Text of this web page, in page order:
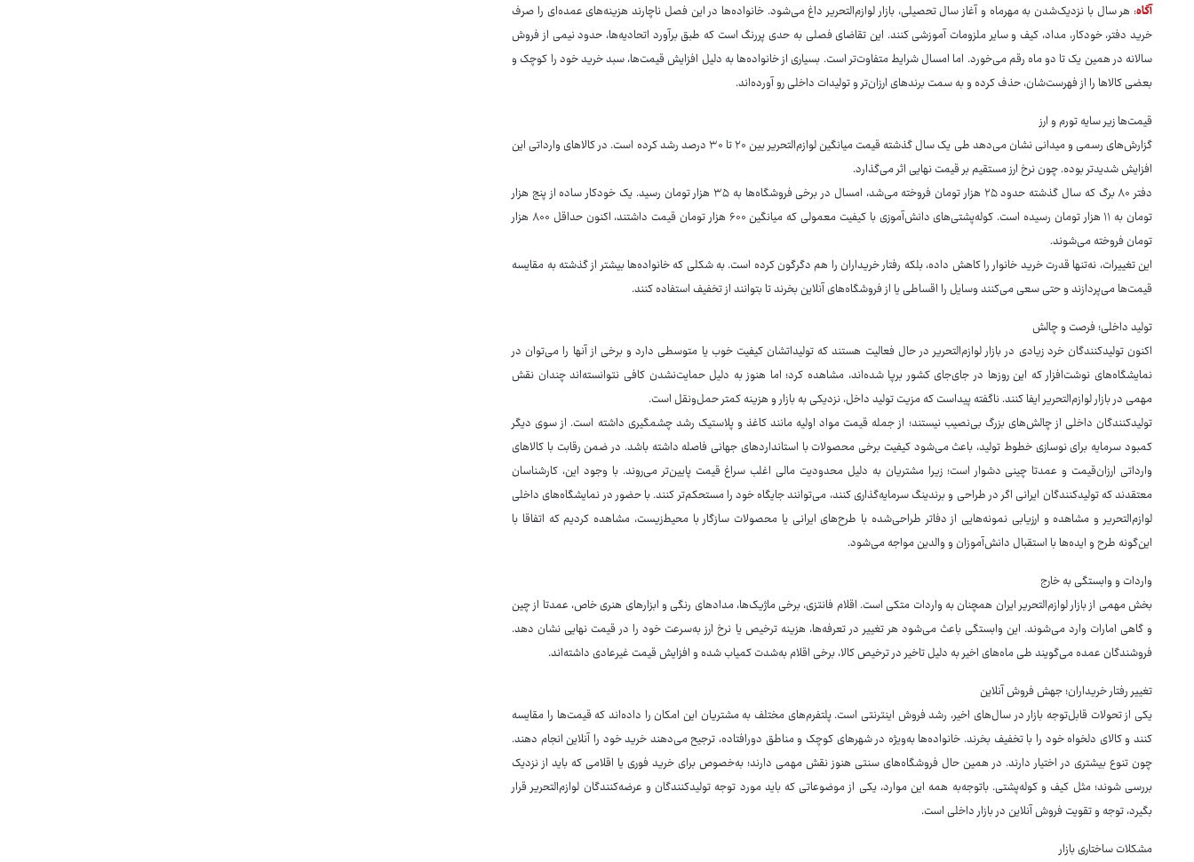
آگاه: هر سال با نزدیک‌شدن به مهرماه و آغاز سال تحصیلی، بازار لوازم‌التحریر داغ می‌شود. خانواده‌ها در این فصل ناچارند هزینه‌های عمده‌ای را صرف
خرید دفتر، خودکار، مداد، کیف و سایر ملزومات آموزشی کنند. این تقاضای فصلی به حدی پررنگ است که طبق برآورد اتحادیه‌ها، حدود نیمی از فروش
سالانه در همین یک تا دو ماه رقم می‌خورد. اما امسال شرایط متفاوت‌تر است. بسیاری از خانواده‌ها به دلیل افزایش قیمت‌ها، سبد خرید خود را کوچک و
بعضی کالاها را از فهرست‌شان، حذف کرده و به سمت برندهای ارزان‌تر و تولیدات داخلی رو آورده‌اند.
قیمت‌ها زیر سایه تورم و ارز
گزارش‌های رسمی و میدانی نشان می‌دهد طی یک سال گذشته قیمت میانگین لوازم‌التحریر بین ۲۰ تا ۳۰ درصد رشد کرده است. در کالاهای وارداتی این
افزایش شدیدتر بوده. چون نرخ ارز مستقیم بر قیمت نهایی اثر می‌گذارد.
دفتر ۸۰ برگ که سال گذشته حدود ۲۵ هزار تومان فروخته می‌شد، امسال در برخی فروشگاه‌ها به ۳۵ هزار تومان رسید. یک خودکار ساده از پنج هزار
تومان به ۱۱ هزار تومان رسیده است. کوله‌پشتی‌های دانش‌آموزی با کیفیت معمولی که میانگین ۶۰۰ هزار تومان قیمت داشتند، اکنون حداقل ۸۰۰ هزار
تومان فروخته می‌شوند.
این تغییرات، نه‌تنها قدرت خرید خانوار را کاهش داده، بلکه رفتار خریداران را هم دگرگون کرده است. به شکلی که خانواده‌ها بیشتر از گذشته به مقایسه
قیمت‌ها می‌پردازند و حتی سعی می‌کنند وسایل را اقساطی یا از فروشگاه‌های آنلاین بخرند تا بتوانند از تخفیف استفاده کنند.
تولید داخلی؛ فرصت و چالش
اکنون تولیدکنندگان خرد زیادی در بازار لوازم‌التحریر در حال فعالیت هستند که تولیداتشان کیفیت خوب یا متوسطی دارد و برخی از آنها را می‌توان در
نمایشگاه‌های نوشت‌افزار که این روزها در جای‌جای کشور برپا شده‌اند، مشاهده کرد؛ اما هنوز به دلیل حمایت‌نشدن کافی نتوانسته‌اند چندان نقش
مهمی در بازار لوازم‌التحریر ایفا کنند. ناگفته پیداست که مزیت تولید داخل، نزدیکی به بازار و هزینه کمتر حمل‌ونقل است.
تولیدکنندگان داخلی از چالش‌های بزرگ بی‌نصیب نیستند؛ از جمله قیمت مواد اولیه مانند کاغذ و پلاستیک رشد چشمگیری داشته است. از سوی دیگر
کمبود سرمایه برای نوسازی خطوط تولید، باعث می‌شود کیفیت برخی محصولات با استانداردهای جهانی فاصله داشته باشد. در ضمن رقابت با کالاهای
وارداتی ارزان‌قیمت و عمدتا چینی دشوار است؛ زیرا مشتریان به دلیل محدودیت مالی اغلب سراغ قیمت پایین‌تر می‌روند. با وجود این، کارشناسان
معتقدند که تولیدکنندگان ایرانی اگر در طراحی و برندینگ سرمایه‌گذاری کنند، می‌توانند جایگاه خود را مستحکم‌تر کنند. با حضور در نمایشگاه‌های داخلی
لوازم‌التحریر و مشاهده و ارزیابی نمونه‌هایی از دفاتر طراحی‌شده با طرح‌های ایرانی یا محصولات سازگار با محیط‌زیست، مشاهده کردیم که اتفاقا با
این‌گونه طرح و ایده‌ها با استقبال دانش‌آموزان و والدین مواجه می‌شود.
واردات و وابستگی به خارج
بخش مهمی از بازار لوازم‌التحریر ایران همچنان به واردات متکی است. اقلام فانتزی، برخی ماژیک‌ها، مدادهای رنگی و ابزارهای هنری خاص، عمدتا از چین
و گاهی امارات وارد می‌شوند. این وابستگی باعث می‌شود هر تغییر در تعرفه‌ها، هزینه ترخیص یا نرخ ارز به‌سرعت خود را در قیمت نهایی نشان دهد.
فروشندگان عمده می‌گویند طی ماه‌های اخیر به دلیل تاخیر در ترخیص کالا، برخی اقلام به‌شدت کمیاب شده و افزایش قیمت غیرعادی داشته‌اند.
تغییر رفتار خریداران؛ جهش فروش آنلاین
یکی از تحولات قابل‌توجه بازار در سال‌های اخیر، رشد فروش اینترنتی است. پلتفرم‌های مختلف به مشتریان این امکان را داده‌اند که قیمت‌ها را مقایسه
کنند و کالای دلخواه خود را با تخفیف بخرند. خانواده‌ها به‌ویژه در شهرهای کوچک و مناطق دورافتاده، ترجیح می‌دهند خرید خود را آنلاین انجام دهند.
چون تنوع بیشتری در اختیار دارند. در همین حال فروشگاه‌های سنتی هنوز نقش مهمی دارند؛ به‌خصوص برای خرید فوری یا اقلامی که باید از نزدیک
بررسی شوند؛ مثل کیف و کوله‌پشتی. باتوجه‌به همه این موارد، یکی از موضوعاتی که باید مورد توجه تولیدکنندگان و عرضه‌کنندگان لوازم‌التحریر قرار
بگیرد، توجه و تقویت فروش آنلاین در بازار داخلی است.
مشکلات ساختاری بازار